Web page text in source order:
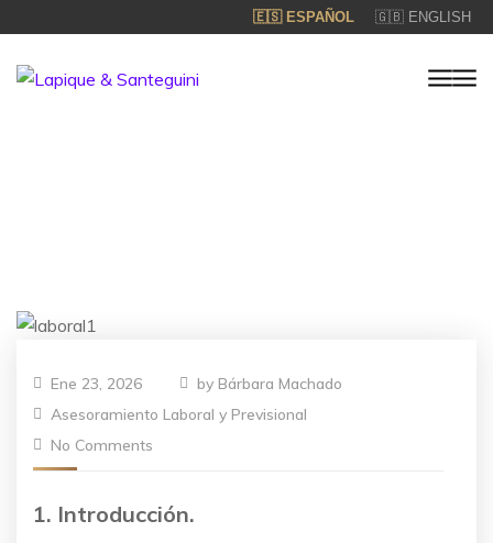
🇪🇸 ESPAÑOL 🇬🇧 ENGLISH
Ene 23, 2026 by Bárbara Machado
Asesoramiento Laboral y Previsional
No Comments
1. Introducción.